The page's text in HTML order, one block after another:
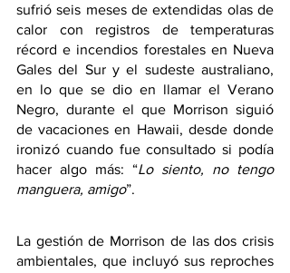
sufrió seis meses de extendidas olas de
calor con registros de temperaturas
récord e incendios forestales en Nueva
Gales del Sur y el sudeste australiano,
en lo que se dio en llamar el Verano
Negro, durante el que Morrison siguió
de vacaciones en Hawaii, desde donde
ironizó cuando fue consultado si podía
hacer algo más: “Lo siento, no tengo
manguera, amigo”.
La gestión de Morrison de las dos crisis
ambientales, que incluyó sus reproches